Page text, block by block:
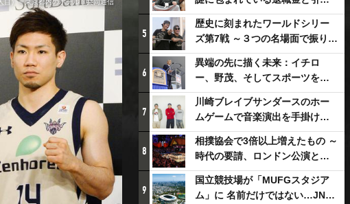
目）＝東京都内のホテル ©️共同通信
相撲興行
5
歴史に刻まれたワールドシリー
ズ第7戦 ～３つの名場面で振り返
る～
6
異端の先に描く未来：イチロ
ー、野茂、そしてスポーツを支
える科学界の挑戦
7
川崎ブレイブサンダースのホー
ムゲームで音楽演出を手掛ける
スチャダラパーが川崎新！アリ
ーナシティ・プロジェクトを語
る 「楽しみでしかないでしょ。
川崎は、ずっと成長曲線だか
ら」
8
相撲協会で3倍以上増えたもの ～
時代の要請、ロンドン公演と古
式大相撲
9
国立競技場が「MUFGスタジア
ム」に 名前だけではない…JNSE